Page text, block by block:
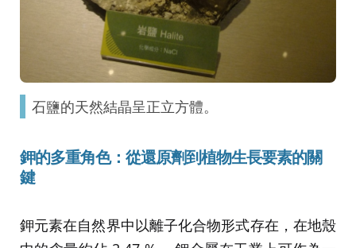
石鹽的天然結晶呈正立方體。
鉀的多重角色：從還原劑到植物生長要素的關
鍵
鉀元素在自然界中以離子化合物形式存在，在地殼